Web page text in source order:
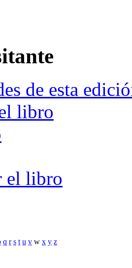
de esta
libro
el libro
q r s t u v w x y z